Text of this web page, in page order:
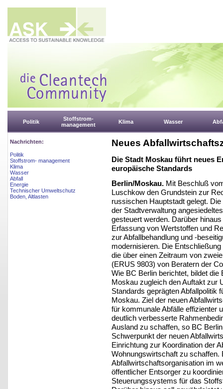
Politik
Stoffstrom-
management
Klima Wasser
Nachrichten:
Politik
Stoffstrom- management
Klima
Wasser
Abfall
Energie
Technischer Umweltschutz
Boden, Altlasten
Neues
Die Stadt Moskau führt neues
europäische Standards
Berlin/Moskau. Mit Beschluß
Luschkow den Grundstein zur
russischen Hauptstadt gelegt.
der Stadtverwaltung
gesteuert werden. Darüber
Erfassung von Wertstoffen und
zur Abfallbehandlung und -
modernisieren. Die
die über einen Zeitraum von
(ERUS 9803) von Beratern der
Wie BC Berlin berichtet, bildet
Moskau zugleich den Auftakt zur
Standards geprägten Abfallpolitik
Moskau. Ziel der neuen
für kommunale Abfälle effizienter
deutlich verbesserte
Ausland zu schaffen, so BC
Schwerpunkt der neuen
Einrichtung zur Koordination der
Wohnungswirtschaft zu schaffen.
Abfallwirtschaftsorganisation im
öffentlicher Entsorger zu
Steuerungssystems für das